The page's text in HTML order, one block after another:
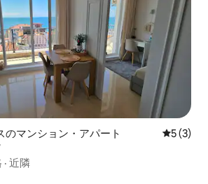
のマンション・アパート レビュー
5 (3)
· 近隣